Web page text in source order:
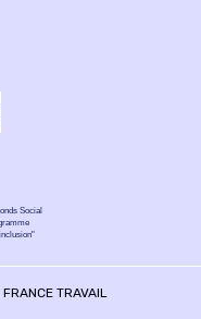
Social
TRAVAIL